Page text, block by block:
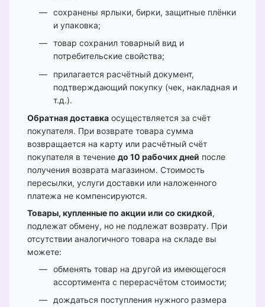
сохранены ярлыки, бирки, защитные плёнки
и упаковка;
товар сохранил товарный вид и
потребительские свойства;
прилагается расчётный документ,
подтверждающий покупку (чек, накладная и
т.д.).
Обратная доставка осуществляется за счёт
покупателя. При возврате товара сумма
возвращается на карту или расчётный счёт
покупателя в течение до 10 рабочих дней после
получения возврата магазином. Стоимость
пересылки, услуги доставки или наложенного
платежа не компенсируются.
Товары, купленные по акции или со скидкой,
подлежат обмену, но не подлежат возврату. При
отсутствии аналогичного товара на складе вы
можете:
обменять товар на другой из имеющегося
ассортимента с перерасчётом стоимости;
дождаться поступления нужного размера